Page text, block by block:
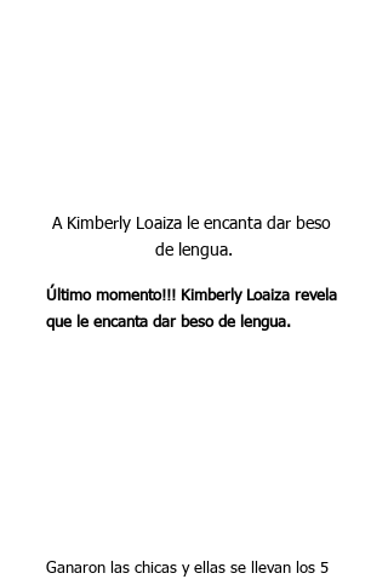
A Kimberly Loaiza le encanta dar beso
de lengua.
Último momento!!! Kimberly Loaiza revela
que le encanta dar beso de lengua.
Ganaron las chicas y ellas se llevan los 5